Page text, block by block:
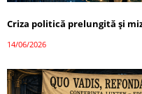
Criza politică prelungită și
14/06/2026